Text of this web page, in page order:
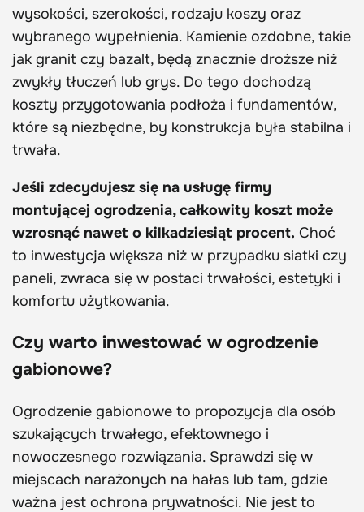
wysokości, szerokości, rodzaju koszy oraz
wybranego wypełnienia. Kamienie ozdobne, takie
jak granit czy bazalt, będą znacznie droższe niż
zwykły tłuczeń lub grys. Do tego dochodzą
koszty przygotowania podłoża i fundamentów,
które są niezbędne, by konstrukcja była stabilna i
trwała.
Jeśli zdecydujesz się na usługę firmy
montującej ogrodzenia, całkowity koszt może
wzrosnąć nawet o kilkadziesiąt procent. Choć
to inwestycja większa niż w przypadku siatki czy
paneli, zwraca się w postaci trwałości, estetyki i
komfortu użytkowania.
Czy warto inwestować w ogrodzenie
gabionowe?
Ogrodzenie gabionowe to propozycja dla osób
szukających trwałego, efektownego i
nowoczesnego rozwiązania. Sprawdzi się w
miejscach narażonych na hałas lub tam, gdzie
ważna jest ochrona prywatności. Nie jest to